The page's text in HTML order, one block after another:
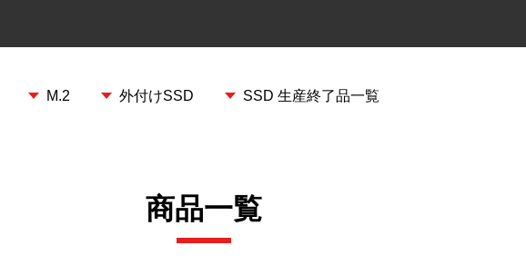
M.2 外付けSSD SSD 生産終了品一覧
商品一覧